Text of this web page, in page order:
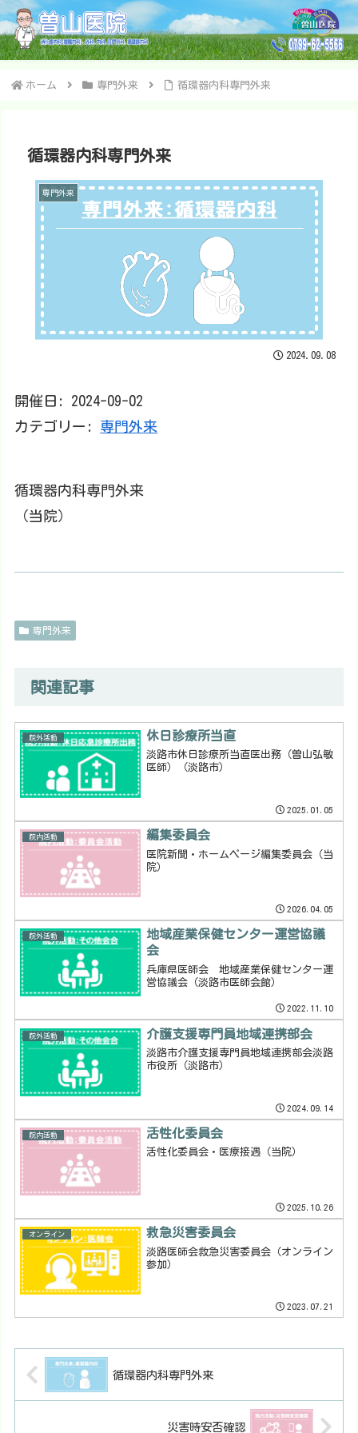
ホーム 専門外来 循環器内科専門外来
循環器内科専門外来
専門外来
2024.09.08
開催日: 2024-09-02
カテゴリー: 専門外来
循環器内科専門外来
（当院）
専門外来
関連記事
院外活動 休日診療所当直
淡路市休日診療所当直医出務（曽山弘敏
医師）（淡路市）
2025.01.05
院内活動 編集委員会
医院新聞・ホームページ編集委員会（当
院）
2026.04.05
院外活動
地域産業保健センター運営協議
会
兵庫県医師会 地域産業保健センター運
営協議会（淡路市医師会館）
2022.11.10
院外活動 介護支援専門員地域連携部会
淡路市介護支援専門員地域連携部会淡路
市役所（淡路市）
2024.09.14
院内活動 活性化委員会
活性化委員会・医療接遇（当院）
2025.10.26
オンライン 救急災害委員会
淡路医師会救急災害委員会（オンライン
参加）
2023.07.21
循環器内科専門外来
災害時安否確認